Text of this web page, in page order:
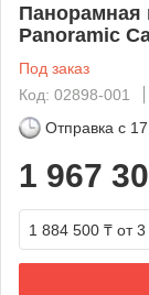
Панорамная
Panoramic
Под заказ
Код: 02898-001
Отправка с
1 967
1 884 500 ₸ от 3